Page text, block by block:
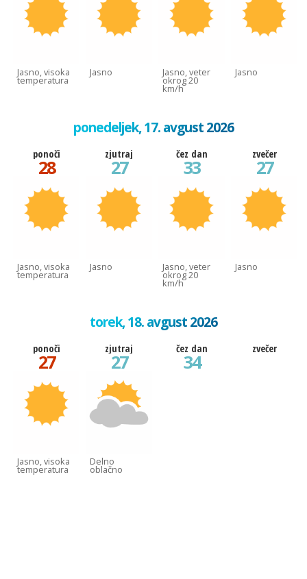
Jasno, visoka
temperatura
Jasno Jasno, veter
okrog 20
km/h
Jasno
ponedeljek, 17. avgust 2026
ponoči
28
Jasno, visoka
temperatura
zjutraj
27
Jasno
čez dan
33
Jasno, veter
okrog 20
km/h
zvečer
27
Jasno
torek, 18. avgust 2026
ponoči
27
Jasno, visoka
temperatura
zjutraj
27
Delno
oblačno
čez dan
34
zvečer